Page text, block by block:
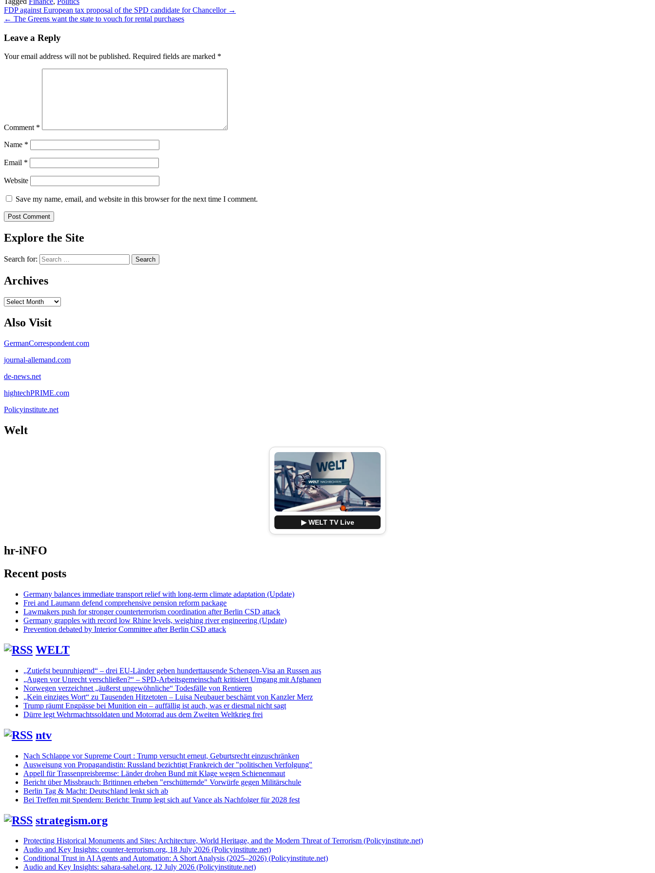
Share
Post
navigation
FDP against European tax proposal of the SPD candidate for Chancellor →
← The Greens want the state to vouch for rental purchases
Leave a Reply
Your email address will not be published. Required fields are marked *
Comment *
Name *
Email *
Website
Save my name, email, and website in this browser for the next time I comment.
Explore the Site
Search for:
Archives
Archives
Also Visit
GermanCorrespondent.com
journal-allemand.com
de-news.net
hightechPRIME.com
Policyinstitute.net
Welt
▶ WELT TV Live
hr-iNFO
Recent posts
Germany balances immediate transport relief with long-term climate adaptation (Update)
Frei and Laumann defend comprehensive pension reform package
Lawmakers push for stronger counterterrorism coordination after Berlin CSD attack
Germany grapples with record low Rhine levels, weighing river engineering (Update)
Prevention debated by Interior Committee after Berlin CSD attack
WELT
„Zutiefst beunruhigend“ – drei EU-Länder geben hunderttausende Schengen-Visa an Russen aus
„Augen vor Unrecht verschließen?“ – SPD-Arbeitsgemeinschaft kritisiert Umgang mit Afghanen
Norwegen verzeichnet „äußerst ungewöhnliche“ Todesfälle von Rentieren
„Kein einziges Wort“ zu Tausenden Hitzetoten – Luisa Neubauer beschämt von Kanzler Merz
Trump räumt Engpässe bei Munition ein – auffällig ist auch, was er diesmal nicht sagt
Dürre legt Wehrmachtssoldaten und Motorrad aus dem Zweiten Weltkrieg frei
ntv
Nach Schlappe vor Supreme Court : Trump versucht erneut, Geburtsrecht einzuschränken
Ausweisung von Propagandistin: Russland bezichtigt Frankreich der "politischen Verfolgung"
Appell für Trassenpreisbremse: Länder drohen Bund mit Klage wegen Schienenmaut
Bericht über Missbrauch: Britinnen erheben "erschütternde" Vorwürfe gegen Militärschule
Berlin Tag & Macht: Deutschland lenkt sich ab
Bei Treffen mit Spendern: Bericht: Trump legt sich auf Vance als Nachfolger für 2028 fest
strategism.org
Protecting Historical Monuments and Sites: Architecture, World Heritage, and the Modern Threat of Terrorism (Policyinstitute.net)
Audio and Key Insights: counter-terrorism.org, 18 July 2026 (Policyinstitute.net)
Conditional Trust in AI Agents and Automation: A Short Analysis (2025–2026) (Policyinstitute.net)
Audio and Key Insights: sahara-sahel.org, 12 July 2026 (Policyinstitute.net)